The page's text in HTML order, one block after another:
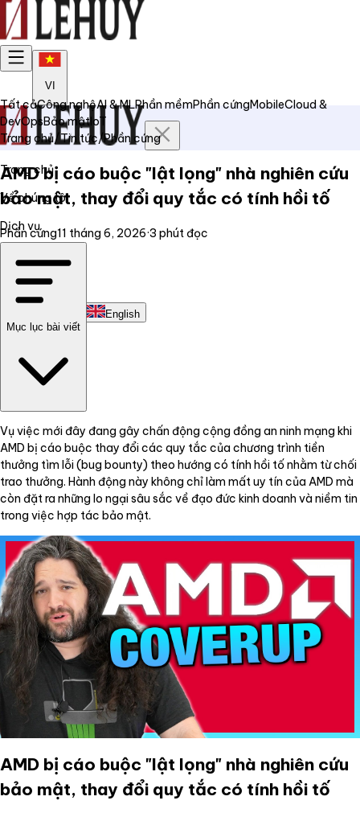
VI
Trang chủ
Về chúng tôi
Dịch vụ
Liên hệ
English
Tất cảCông nghệAI & MLPhần mềmPhần cứngMobileCloud &
DevOpsBảo mậtIoT
Trang chủ/Tin tức/Phần cứng
AMD bị cáo buộc "lật lọng" nhà nghiên cứu
bảo mật, thay đổi quy tắc có tính hồi tố
Phần cứng11 tháng 6, 2026·3 phút đọc
Mục lục bài viết
Vụ việc mới đây đang gây chấn động cộng đồng an ninh mạng khi
AMD bị cáo buộc thay đổi các quy tắc của chương trình tiền
thưởng tìm lỗi (bug bounty) theo hướng có tính hồi tố nhằm từ chối
trao thưởng. Hành động này không chỉ làm mất uy tín của AMD mà
còn đặt ra những lo ngại sâu sắc về đạo đức kinh doanh và niềm tin
trong việc hợp tác bảo mật.
AMD bị cáo buộc "lật lọng" nhà nghiên cứu
bảo mật, thay đổi quy tắc có tính hồi tố